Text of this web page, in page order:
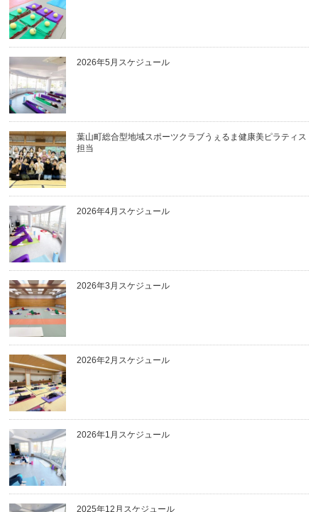
2026年5月スケジュール
葉山町総合型地域スポーツクラブうぇるま健康美ピラティス
担当
2026年4月スケジュール
2026年3月スケジュール
2026年2月スケジュール
2026年1月スケジュール
2025年12月スケジュール